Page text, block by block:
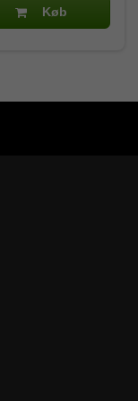
Køb